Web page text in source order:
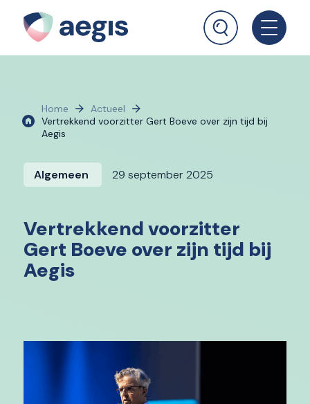
Home
Actueel
Vertrekkend voorzitter Gert Boeve over zijn tijd bij
Aegis
Algemeen 29 september 2025
Vertrekkend voorzitter
Gert Boeve over zijn tijd bij
Aegis